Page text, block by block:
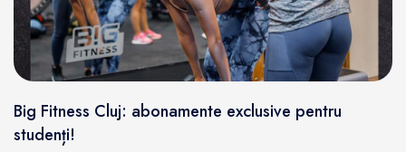
Big Fitness Cluj: abonamente exclusive pentru
studenți!